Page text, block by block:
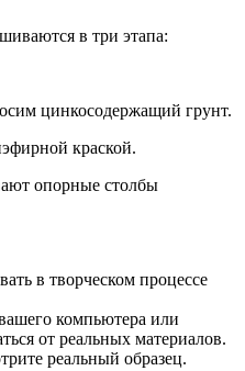
в три этапа:
цинкосодержащий грунт.
краской.
опорные столбы
в творческом процессе
компьютера или
от реальных материалов.
реальный образец.